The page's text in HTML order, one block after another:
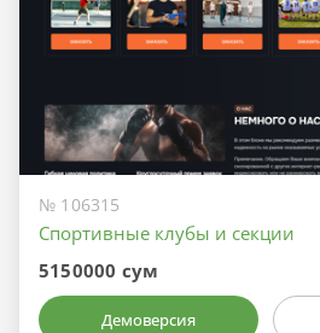
№ 106315
Спортивные клубы и секции
5150000 сум
Демоверсия